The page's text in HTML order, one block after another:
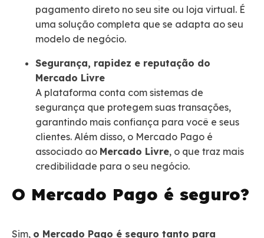
pagamento direto no seu site ou loja virtual. É
uma solução completa que se adapta ao seu
modelo de negócio.
Segurança, rapidez e reputação do
Mercado Livre
A plataforma conta com sistemas de
segurança que protegem suas transações,
garantindo mais confiança para você e seus
clientes. Além disso, o Mercado Pago é
associado ao Mercado Livre, o que traz mais
credibilidade para o seu negócio.
O Mercado Pago é seguro?
Sim, o Mercado Pago é seguro tanto para